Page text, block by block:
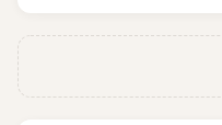
了。」為了澄清誤會，她只
解釋，當時隆胸手術幾乎只
想，既然一直說我有做，